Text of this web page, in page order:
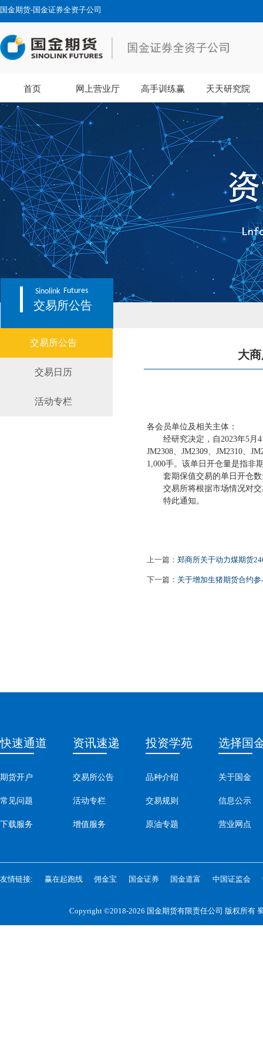
国金期货-国金证券全资子公司
首页 网上营业厅 高手训练赢 天天研究院
Sinolink Futures
交易所公告
交易所公告
交易日历
活动专栏
大
各会员单位及相关主体：
经研究决定，自2023年5月
JM2308、JM2309、JM2310、
1,000手。该单日开仓量是指非
套期保值交易的单日开仓
交易所将根据市场情况
特此通知。
上一篇： 郑商所关于动力煤期货
下一篇： 关于增加生猪期货合约
快速通道
期货开户
常见问题
下载服务
资讯速递
交易所公告
活动专栏
增值服务
投资学苑
品种介绍
交易规则
原油专题
选择国
关于国金
信息公示
营业网点
友情链接: 赢在起跑线 佣金宝 国金证券 国金道富 中国证监会
Copyright ©2018-2026 国金期货有限责任公司 版权所有